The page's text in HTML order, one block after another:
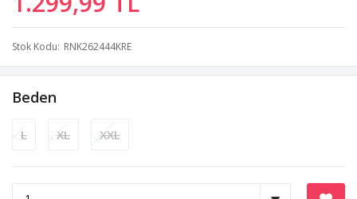
Stok Kodu RNK262444KRE
Beden
L XL XXL